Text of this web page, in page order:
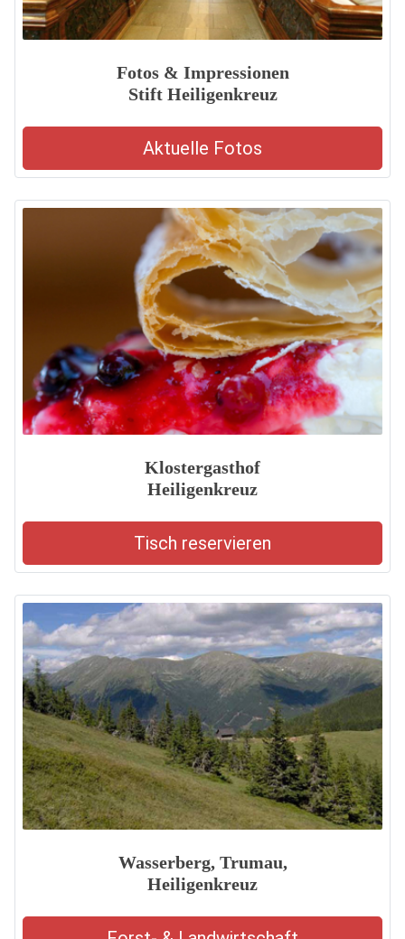
Fotos & Impressionen
Stift Heiligenkreuz
Aktuelle Fotos
Klostergasthof
Heiligenkreuz
Tisch reservieren
Wasserberg, Trumau,
Heiligenkreuz